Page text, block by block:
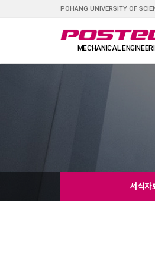
POHANG UNIVERSITY OF
서식자